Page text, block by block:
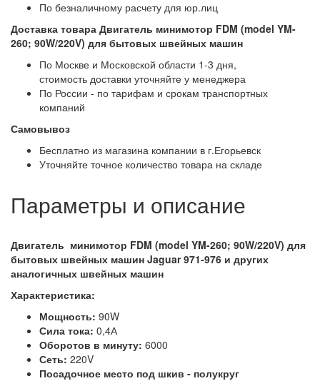
По безналичному расчету для юр.лиц
Доставка товара Двигатель минимотор FDM (model YM-
260; 90W/220V) для бытовых швейных машин
По Москве и Московской области 1-3 дня,
стоимость доставки уточняйте у менеджера
По России - по тарифам и срокам транспортных
компаний
Самовывоз
Бесплатно из магазина компании в г.Егорьевск
Уточняйте точное количество товара на складе
Параметры и описание
Двигатель минимотор FDM (model YM-260; 90W/220V) для
бытовых швейных машин Jaguar971-976 и других
аналогичных швейных машин
Характеристика:
Мощность: 90W
Сила тока: 0,4А
Оборотов в минуту: 6000
Сеть: 220V
Посадочное место под шкив - полукруг